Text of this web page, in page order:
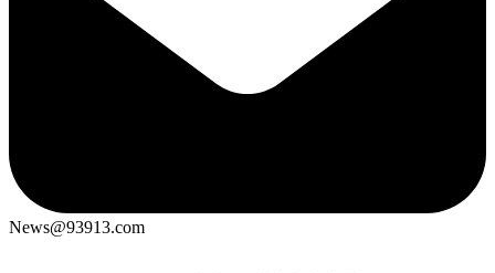
News@93913.com